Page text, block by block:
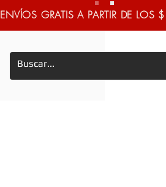
ENVÍOS GRATIS A PARTIR DE